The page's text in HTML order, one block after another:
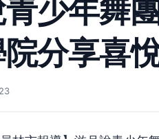
青少年舞
分享喜